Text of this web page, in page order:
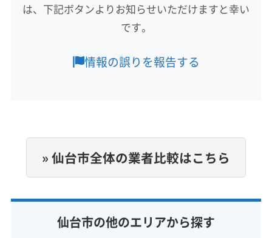
宮城郡松島町
宮城郡利府町
亘理郡山元町
(山形県) 寒河江市
もっと見る
10:00〜18:00
0120-479-517
は、下記ボタンよりお知らせいただけますと幸い
です。
情報の誤りを報告する
» 仙台市全体の業者比較はこちら
仙台市の他のエリアから探す